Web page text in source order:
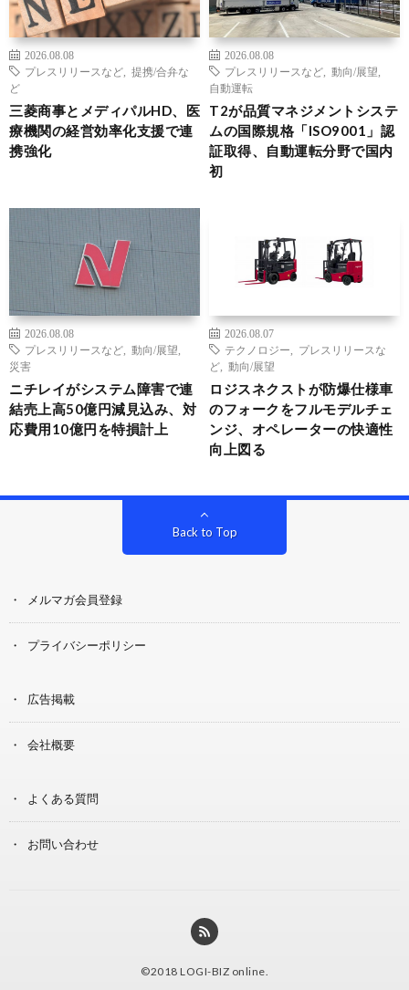
2026.08.08
プレスリリースなど
提携/合弁な
ど
三菱商事とメディパルHD、医
療機関の経営効率化支援で連
携強化
2026.08.08
プレスリリースなど
動向/展望
自動運転
T2が品質マネジメントシステ
ムの国際規格「ISO9001」認
証取得、自動運転分野で国内
初
2026.08.08
プレスリリースなど
動向/展望
災害
ニチレイがシステム障害で連
結売上高50億円減見込み、対
応費用10億円を特損計上
2026.08.07
テクノロジー
プレスリリースな
ど
動向/展望
ロジスネクストが防爆仕様車
のフォークをフルモデルチェ
ンジ、オペレーターの快適性
向上図る
Back to Top
メルマガ会員登録
プライバシーポリシー
広告掲載
会社概要
よくある質問
お問い合わせ
©2018 LOGI-BIZ online